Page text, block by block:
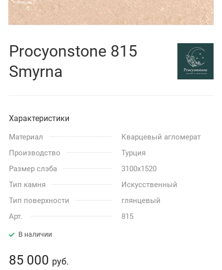
Procyonstone 815
Smyrna
Характеристики
Материал
Кварцевый агломерат
Производство
Турция
Размер слэба
3100x1520
Тип камня
Искусственный
Тип поверхности
глянцевый
Арт.
815
В наличии
85 000 руб.